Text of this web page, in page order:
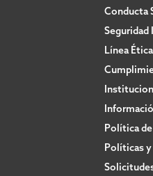
Conducta
Seguridad
Línea Ética
Política
Políticas